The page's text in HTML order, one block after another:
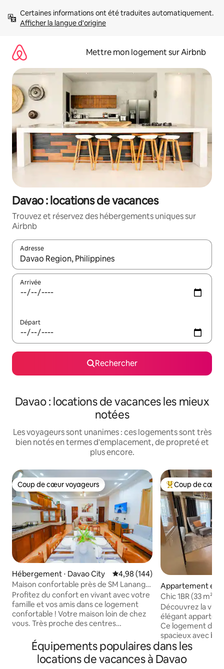
directement
Afficher la langue d'origine
Mettre mon logement sur Airbnb
Davao : locations de vacances
Trouvez et réservez des hébergements uniques sur
Airbnb
Adresse
Lorsque les résultats s'affichent, utilisez les flèches vers le
Arrivée
Départ
Rechercher
Davao : locations de vacances les mieux
notées
Les voyageurs sont unanimes : ces logements sont très
bien notés en termes d'emplacement, de propreté et
plus encore.
Coup de cœur voyageurs
Coup de cœur voyageurs
Hébergement ⋅ Davao City Évaluation moyenne sur la
4,98 (144)
Maison confortable près de SM Lanang,
aéroport, parking gratuit
Profitez du confort en vivant avec votre
famille et vos amis dans ce logement
confortable ! Votre maison loin de chez
vous. Très proche des centres
seulement 2,3 km de SM Lanang. À
quelques minutes en tricycle de
Starbucks, McDonalds, 7-Eleven,
Coups de cœur
Coup de cœur
Appartement en
Davao City
Chic 1BR (33 m²)
commercial
aujourd'hui !
Découvrez la vie
élégant
Ce logement
spacieux avec
naturelle, d'une
équipée et d'un
chambre dispose
Équipements populaires dans les
locations de vacances à Davao